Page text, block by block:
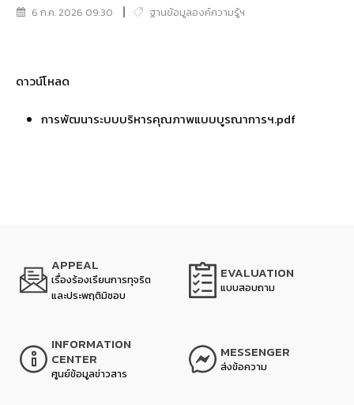
6 ก.ค. 2026 09:30 ฐานข้อมูลองค์ความรู้ฯ
ดาวน์โหลด
การพัฒนาระบบบริหารคุณภาพแบบบูรณาการฯ.pdf
APPEAL
เรื่องร้องเรียนการทุจริต
และประพฤติมิชอบ
EVALUATION
แบบสอบถาม
INFORMATION
CENTER
ศูนย์ข้อมูลข่าวสาร
MESSENGER
ส่งข้อความ